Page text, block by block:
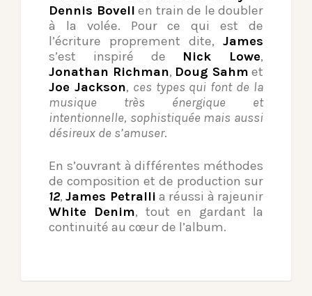
Dennis Bovell en train de le doubler
à la volée. Pour ce qui est de
l’écriture proprement dite, James
s’est inspiré de Nick Lowe,
Jonathan Richman, Doug Sahm et
Joe Jackson, ces types qui font de la
musique très énergique et
intentionnelle, sophistiquée mais aussi
désireux de s’amuser.
En s’ouvrant à différentes méthodes
de composition et de production sur
12,James Petralli a réussi à rajeunir
White Denim, tout en gardant la
continuité au cœur de l’album.